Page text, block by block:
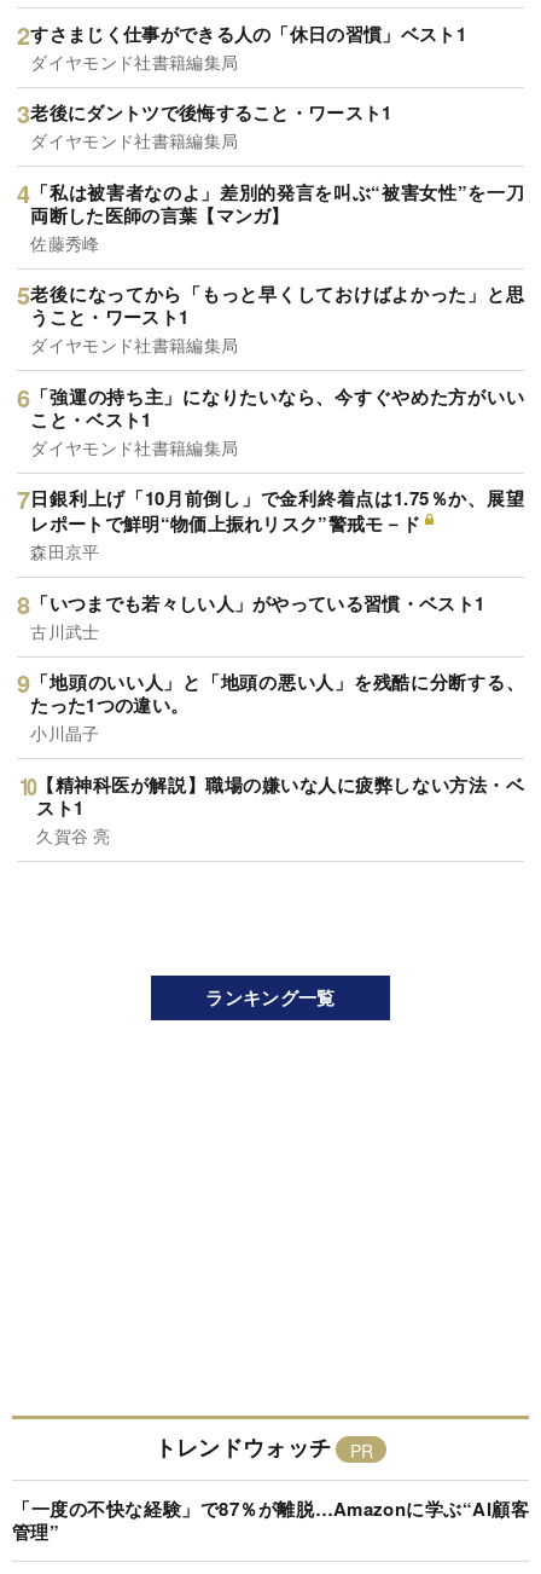
すさまじく仕事ができる人の「休日の習慣」ベスト1
ダイヤモンド社書籍編集局
老後にダントツで後悔すること・ワースト1
ダイヤモンド社書籍編集局
「私は被害者なのよ」差別的発言を叫ぶ“被害女性”を一刀
両断した医師の言葉【マンガ】
佐藤秀峰
老後になってから「もっと早くしておけばよかった」と思
うこと・ワースト1
ダイヤモンド社書籍編集局
「強運の持ち主」になりたいなら、今すぐやめた方がいい
こと・ベスト1
ダイヤモンド社書籍編集局
日銀利上げ「10月前倒し」で金利終着点は1.75％か、展望
レポートで鮮明“物価上振れリスク”警戒モ－ド
森田京平
「いつまでも若々しい人」がやっている習慣・ベスト1
古川武士
「地頭のいい人」と「地頭の悪い人」を残酷に分断する、
たった1つの違い。
小川晶子
【精神科医が解説】職場の嫌いな人に疲弊しない方法・ベ
スト1
久賀谷 亮
ランキング一覧
トレンドウォッチ
「一度の不快な経験」で87％が離脱…Amazonに学ぶ“AI顧客
管理”